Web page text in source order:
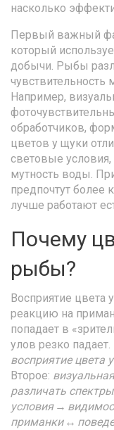
насколько
Первый важный
который
добычи. Рыбы
чувствительность
Например,
обработчиков,
цветов у щуки
световые условия,
мутность воды.
предпочтут более
лучше работают
Почему
рыбы?
Восприятие
реакцию на
попадает в
улов резко
восприятие
Второе:
различать спектры
условия →
приманки ↔